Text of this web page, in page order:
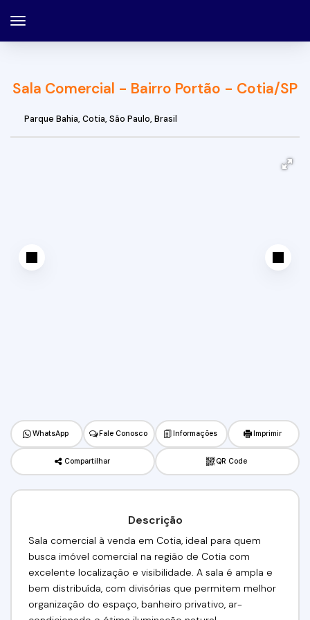
Sala Comercial - Bairro Portão - Cotia/SP
Parque Bahia, Cotia, São Paulo, Brasil
WhatsApp Fale Conosco Informações Imprimir
Compartilhar QR Code
Descrição
Sala comercial à venda em Cotia, ideal para quem
busca imóvel comercial na região de Cotia com
excelente localização e visibilidade. A sala é ampla e
bem distribuída, com divisórias que permitem melhor
organização do espaço, banheiro privativo, ar-